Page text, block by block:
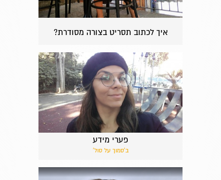
איך לכתוב תסריט בצורה מסודרת?
פערי מידע
ב'סמוך על סול'